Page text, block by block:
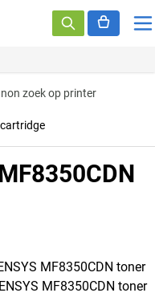
zoek op printer
MF8350CDN toner
MF8350CDN toner